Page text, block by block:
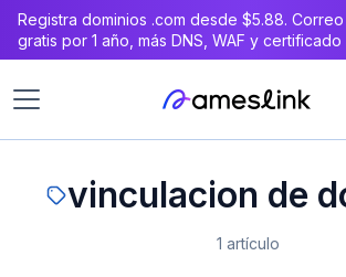
Registra dominios .com desde $5.88.
gratis por 1 año, más DNS, WAF y certificado
vinculacion de
1 artículo